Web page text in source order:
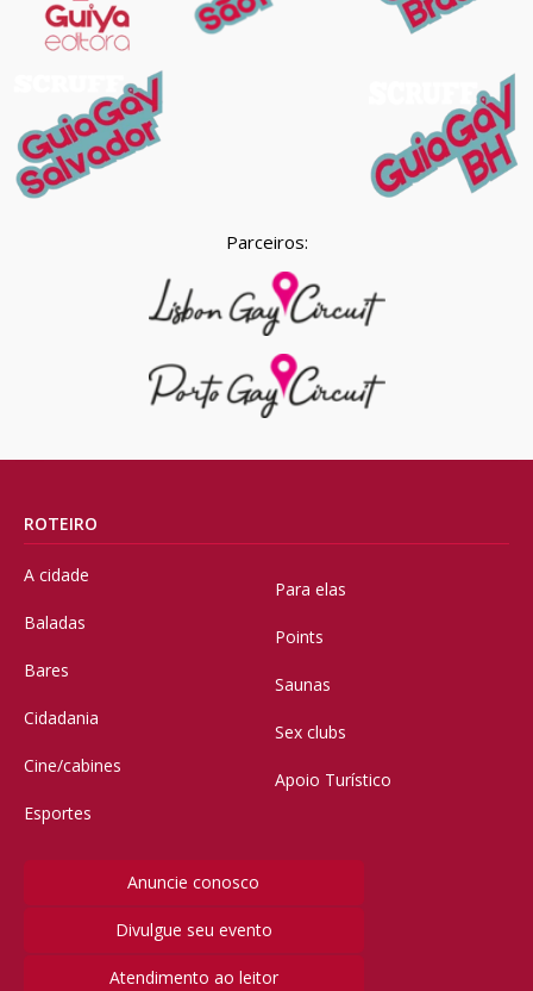
Parceiros:
ROTEIRO
A cidade
Baladas
Bares
Cidadania
Cine/cabines
Esportes
Para elas
Points
Saunas
Sex clubs
Apoio Turístico
Anuncie conosco
Divulgue seu evento
Atendimento ao leitor